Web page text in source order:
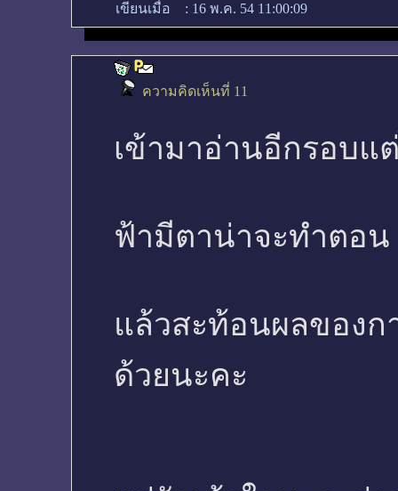
เขียนเมื่อ
: 16 พ.ค. 54 11:00:09
ความคิดเห็นที่ 11
เข้ามาอ่านอีกรอบ
ฟ้ามีตาน่าจะทำตอ
แล้วสะท้อนผลของ
ด้วยนะคะ